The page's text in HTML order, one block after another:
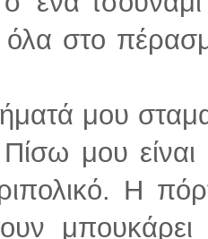
όλα στο
μου
μου
Η